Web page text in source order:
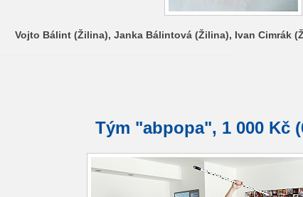
Vojto Bálint (Žilina), Janka Bálintová (Žilina), Ivan Cimrák
Tým "abpopa", 1 000 Kč